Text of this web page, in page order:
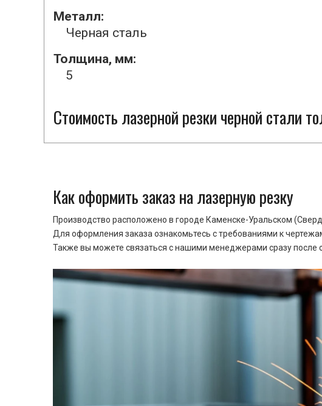
Металл:
Черная сталь
Толщина, мм:
5
Стоимость лазерной резки черной стали
Как оформить заказ на лазерную резку
Производство расположено в городе Каменске-Уральском
Для оформления заказа ознакомьтесь с требованиями к
Также вы можете связаться с нашими менеджерами сразу после